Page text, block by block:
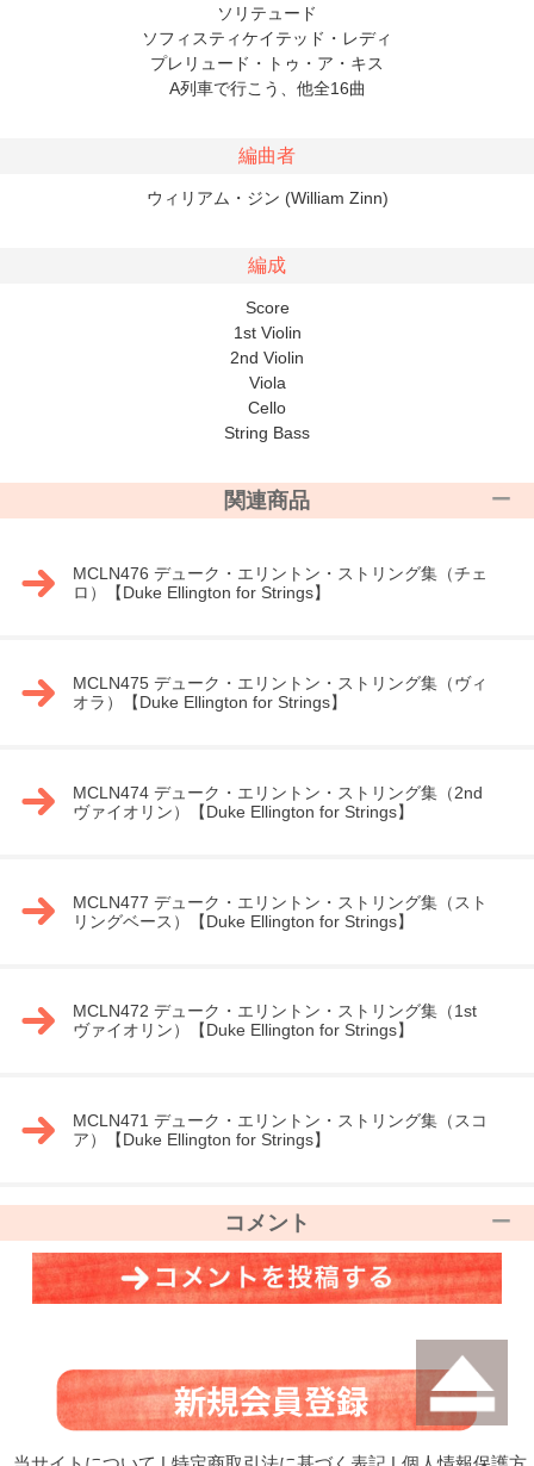
ソリテュード
ソフィスティケイテッド・レディ
プレリュード・トゥ・ア・キス
A列車で行こう、他全16曲
編曲者
ウィリアム・ジン (William Zinn)
編成
Score
1st Violin
2nd Violin
Viola
Cello
String Bass
関連商品
MCLN476 デューク・エリントン・ストリング集（チェ
ロ）【Duke Ellington for Strings】
MCLN475 デューク・エリントン・ストリング集（ヴィ
オラ）【Duke Ellington for Strings】
MCLN474 デューク・エリントン・ストリング集（2nd
ヴァイオリン）【Duke Ellington for Strings】
MCLN477 デューク・エリントン・ストリング集（スト
リングベース）【Duke Ellington for Strings】
MCLN472 デューク・エリントン・ストリング集（1st
ヴァイオリン）【Duke Ellington for Strings】
MCLN471 デューク・エリントン・ストリング集（スコ
ア）【Duke Ellington for Strings】
コメント